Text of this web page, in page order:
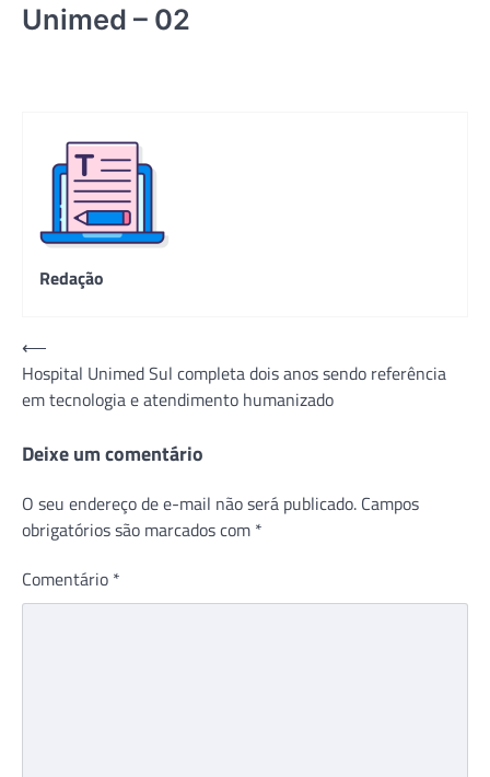
Unimed – 02
Redação
Navegação
de
Post
⟵
Hospital Unimed Sul completa dois anos sendo referência
em tecnologia e atendimento humanizado
Deixe um comentário
O seu endereço de e-mail não será publicado. Campos
obrigatórios são marcados com *
Comentário *